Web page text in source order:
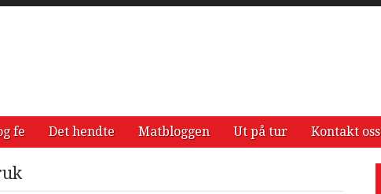
fe Det hendte Matbloggen Ut på tur Kontakt oss